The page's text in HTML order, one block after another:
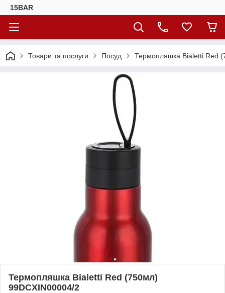
15BAR
Товари та послуги Посуд Термопляшка Bialetti Red
Термопляшка Bialetti Red (750мл)
99DCXIN00004/2